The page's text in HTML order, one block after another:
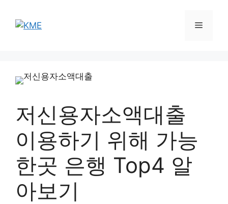
메
저신용자소액대출
이용하기 위해 가능
한곳 은행 Top4 알
아보기